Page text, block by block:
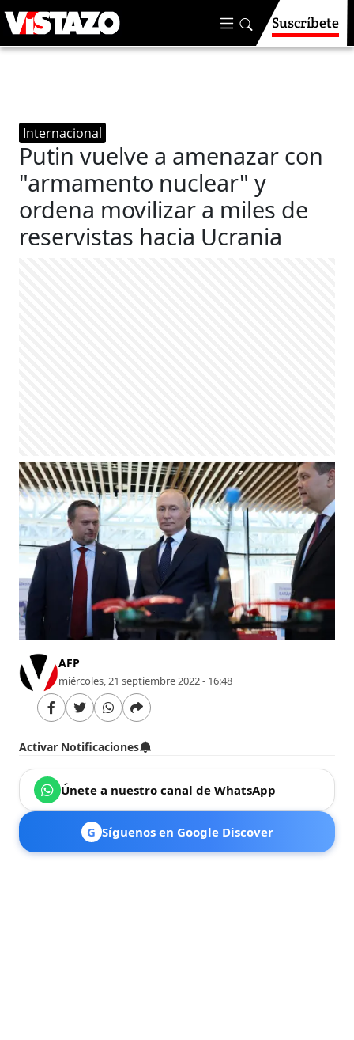
Suscríbete
Internacional
Putin vuelve a amenazar con
"armamento nuclear" y
ordena movilizar a miles de
reservistas hacia Ucrania
AFP
miércoles, 21 septiembre 2022 - 16:48
Activar Notificaciones
Únete a nuestro canal de WhatsApp
G Síguenos en Google Discover